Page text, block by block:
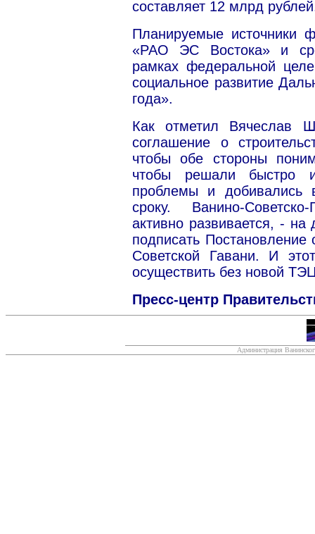
составляет 12 млрд
Планируемые источники
«РАО ЭС Востока» и
рамках федеральной
социальное развитие
года».
Как отметил Вячеслав
соглашение о
чтобы обе стороны
чтобы решали быстро
проблемы и добивались
сроку. Ванино-
активно развивается, -
подписать
Советской Гавани. И
осуществить без новой
Пресс-центр
Администрация